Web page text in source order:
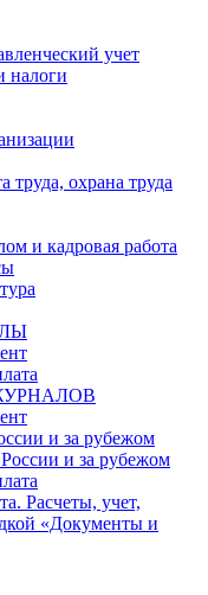
учет
налоги
труда, охрана труда
и кадровая работа
и за рубежом
и за рубежом
Расчеты, учет,
«Документы и